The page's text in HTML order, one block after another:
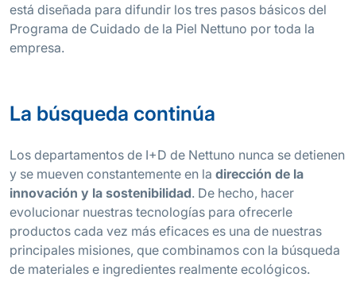
está diseñada para difundir los tres pasos básicos del
Programa de Cuidado de la Piel Nettuno por toda la
empresa.
La búsqueda continúa
Los departamentos de I+D de Nettuno nunca se detienen
y se mueven constantemente en la dirección de la
innovación y la sostenibilidad. De hecho, hacer
evolucionar nuestras tecnologías para ofrecerle
productos cada vez más eficaces es una de nuestras
principales misiones, que combinamos con la búsqueda
de materiales e ingredientes realmente ecológicos.